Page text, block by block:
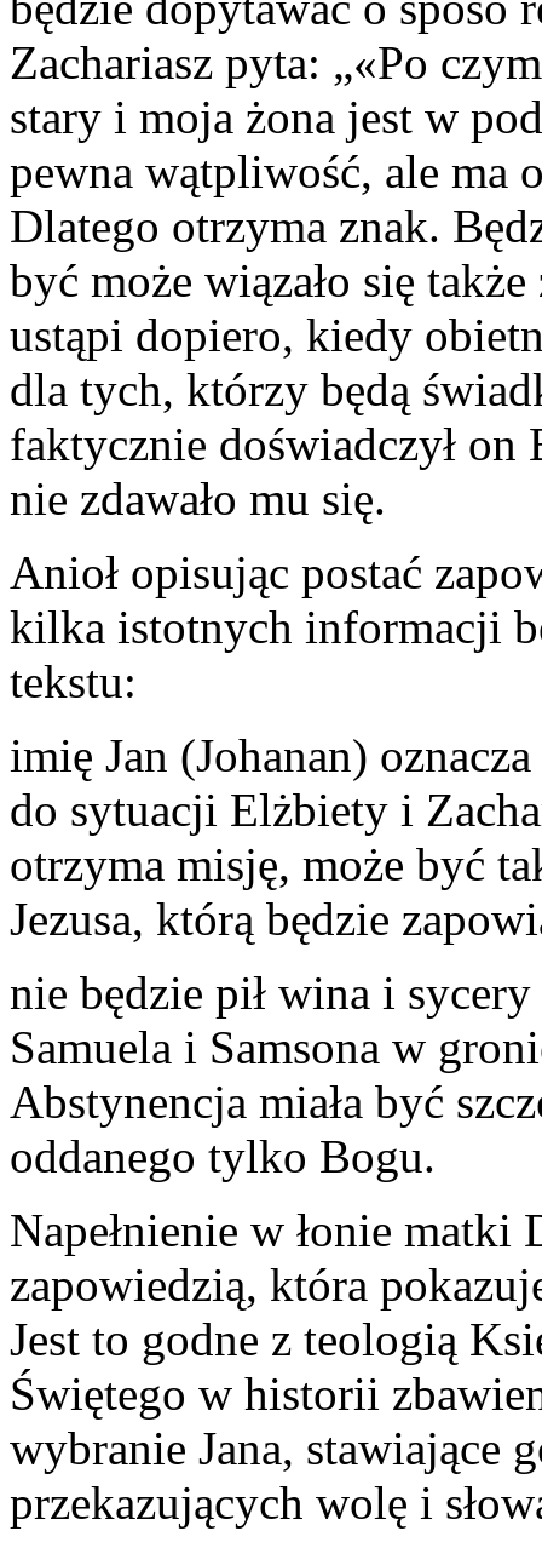
Zachariasz pyta: „«Po
stary i moja żona jest w
pewna wątpliwość, ale ma
Dlatego otrzyma znak.
być może wiązało się
ustąpi dopiero, kiedy
dla tych, którzy będą
faktycznie doświadczył
nie zdawało mu się.
Anioł opisując postać
kilka istotnych informacji
tekstu:
imię Jan (Johanan)
do sytuacji Elżbiety i
otrzyma misję, może być
Jezusa, którą będzie
nie będzie pił wina i
Samuela i Samsona w
Abstynencja miała być
oddanego tylko Bogu.
Napełnienie w łonie matki
zapowiedzią, która
Jest to godne z teologią
Świętego w historii
wybranie Jana, stawiające
przekazujących wolę i